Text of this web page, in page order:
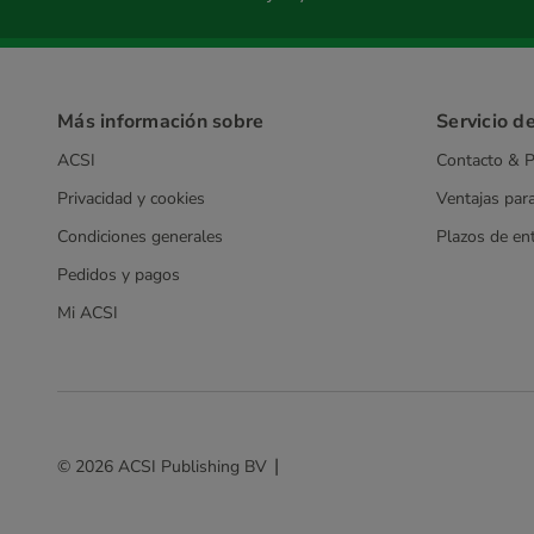
Más información sobre
ACSI
Privacidad y cookies
Condiciones generales
Pedidos y pagos
Mi ACSI
Servicio
Contacto &
Ventajas
Plazos de
© 2026 ACSI Publishing BV